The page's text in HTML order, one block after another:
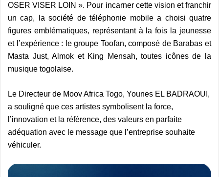
OSER VISER LOIN ». Pour incarner cette vision et franchir
un cap, la société de téléphonie mobile a choisi quatre
figures emblématiques, représentant à la fois la jeunesse
et l’expérience : le groupe Toofan, composé de Barabas et
Masta Just, Almok et King Mensah, toutes icônes de la
musique togolaise.
Le Directeur de Moov Africa Togo, Younes EL BADRAOUI,
a souligné que ces artistes symbolisent la force,
l’innovation et la référence, des valeurs en parfaite
adéquation avec le message que l’entreprise souhaite
véhiculer.